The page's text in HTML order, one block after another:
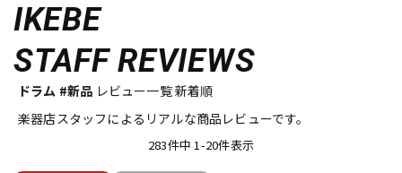
エレキギター
ベース ウクレレ
IKEBE
STAFF REVIEWS
ドラム #新品 レビュー一覧 新着順
楽器店スタッフによるリアルな商品レビューです。
283件中 1-20件表示